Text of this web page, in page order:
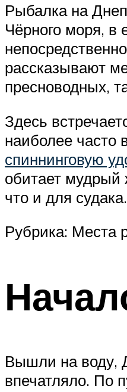
Рыбалка на
Чёрного моря, в
рассказывают
пресноводных,
Здесь
наиболее часто
спиннинговую
обитает мудрый
что и для судака.
Рубрика: Места
Вышли на воду,
впечатляло. По